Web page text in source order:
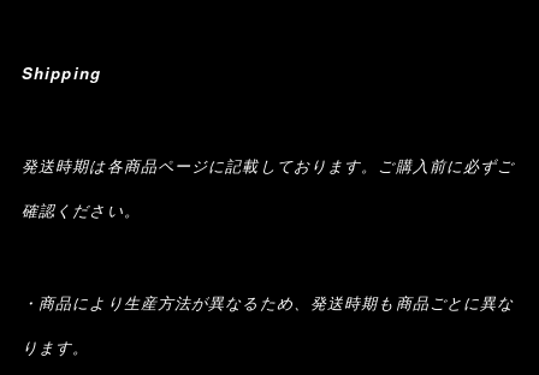
Shipping
発送時期は各商品ページに記載しております。ご購入前に必ずご
確認ください。
・商品により生産方法が異なるため、発送時期も商品ごとに異な
ります。